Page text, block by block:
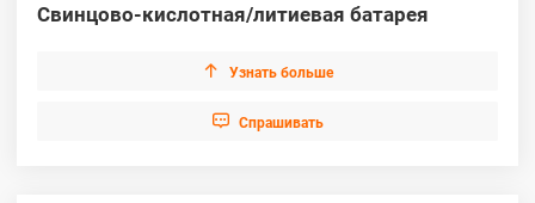
Свинцово-кислотная/литиевая батарея
 Узнать больше
 Cпрашивать